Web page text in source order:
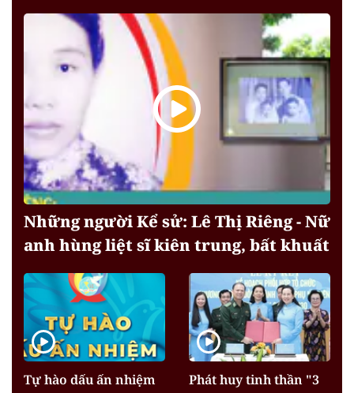
Những người Kể sử: Lê Thị Riêng - Nữ
anh hùng liệt sĩ kiên trung, bất khuất
Tự hào dấu ấn nhiệm
Phát huy tinh thần "3